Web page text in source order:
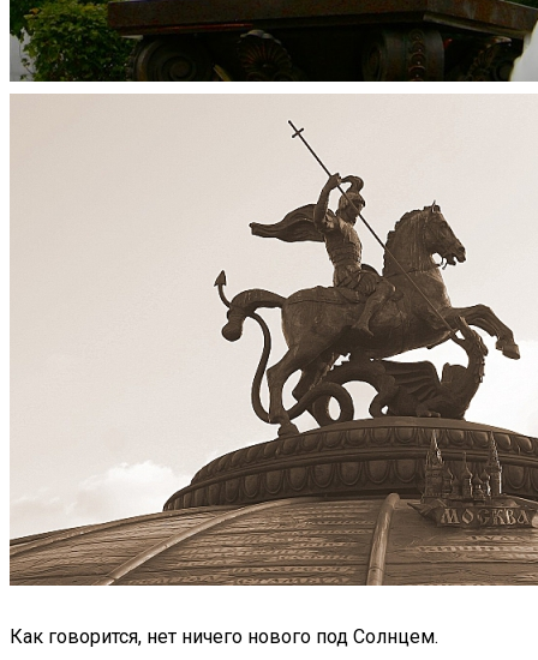
Как говорится, нет ничего нового под Солнцем.